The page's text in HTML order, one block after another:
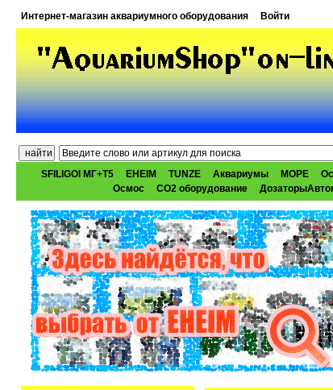
Интернет-магазин аквариумного оборудования Войти
SFILIGOI МГ+Т5 EHEIM TUNZE Аквариумы МОРЕ
Осмос
CO2 оборудование